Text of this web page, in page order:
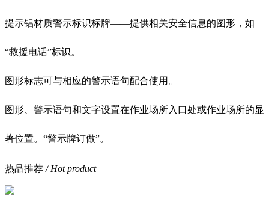
提示铝材质警示标识标牌——提供相关安全信息的图形，如
“救援电话”标识。
图形标志可与相应的警示语句配合使用。
图形、警示语句和文字设置在作业场所入口处或作业场所的显
著位置。“警示牌订做”。
热品推荐 / Hot product